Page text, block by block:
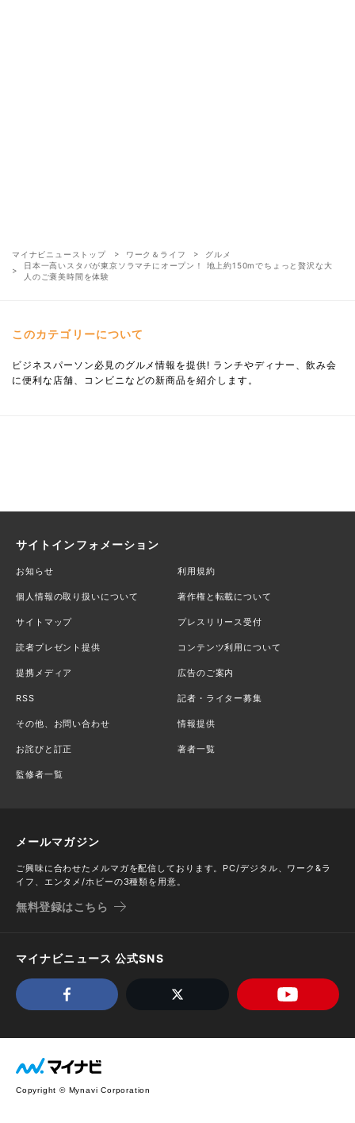
マイナビニューストップ ワーク＆ライフ
グルメ
日本一高いスタバが東京ソラマチにオープン！ 地上約150mでちょっと贅沢な大
人のご褒美時間を体験
このカテゴリーについて
ビジネスパーソン必見のグルメ情報を提供! ランチやディナー、飲み会
に便利な店舗、コンビニなどの新商品を紹介します。
サイトインフォメーション
お知らせ 利用規約
個人情報の取り扱いについて 著作権と転載について
サイトマップ プレスリリース受付
読者プレゼント提供 コンテンツ利用について
提携メディア 広告のご案内
RSS 記者・ライター募集
その他、お問い合わせ 情報提供
お詫びと訂正 著者一覧
監修者一覧
メールマガジン
ご興味に合わせたメルマガを配信しております。PC/デジタル、ワーク&ラ
イフ、エンタメ/ホビーの3種類を用意。
無料登録はこちら
マイナビニュース 公式SNS
Copyright © Mynavi Corporation